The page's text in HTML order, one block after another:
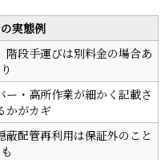
実態例
階段手運びは別料金の場合あ
り
ー・高所作業が細かく記載さ
かがカギ
蔽配管再利用は保証外のこと
も